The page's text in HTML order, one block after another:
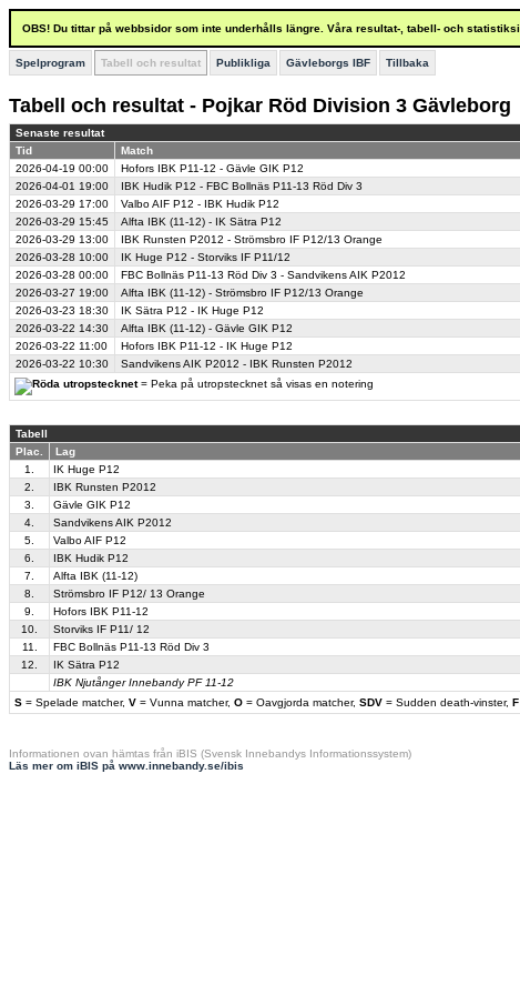
OBS! Du tittar på webbsidor som inte underhålls längre. Våra resultat-, tabell- och
Spelprogram Tabell och resultat Publikliga Gävleborgs IBF Tillbaka
Tabell och resultat - Pojkar Röd Division 3 Gävleborg
Senaste resultat
Tid
Match
= Peka på utropstecknet så visas en notering
2026-04-19 00:00 Hofors IBK P11-12 - Gävle GIK P12
2026-04-01 19:00 IBK Hudik P12 - FBC Bollnäs P11-13 Röd Div 3
2026-03-29 17:00 Valbo AIF P12 - IBK Hudik P12
2026-03-29 15:45 Alfta IBK (11-12) - IK Sätra P12
2026-03-29 13:00 IBK Runsten P2012 - Strömsbro IF P12/13 Orange
2026-03-28 10:00 IK Huge P12 - Storviks IF P11/12
2026-03-28 00:00 FBC Bollnäs P11-13 Röd Div 3 - Sandvikens AIK P2012
2026-03-27 19:00 Alfta IBK (11-12) - Strömsbro IF P12/13 Orange
2026-03-23 18:30 IK Sätra P12 - IK Huge P12
2026-03-22 14:30 Alfta IBK (11-12) - Gävle GIK P12
2026-03-22 11:00 Hofors IBK P11-12 - IK Huge P12
2026-03-22 10:30 Sandvikens AIK P2012 - IBK Runsten P2012
Tabell
Plac.
Lag
S = Spelade matcher, V = Vunna matcher, O = Oavgjorda matcher, SDV = Sudden death-vinster, F
1. IK Huge P12
2.
IBK Runsten P2012
3.
Gävle GIK P12
4.
Sandvikens AIK P2012
5.
Valbo AIF P12
6.
IBK Hudik P12
7.
Alfta IBK (11-12)
8.
Strömsbro IF P12/ 13 Orange
9.
Hofors IBK P11-12
10.
Storviks IF P11/ 12
11.
FBC Bollnäs P11-13 Röd Div 3
12.
IK Sätra P12
IBK Njutånger Innebandy PF 11-12
Informationen ovan hämtas från iBIS (Svensk Innebandys Informationssystem)
Läs mer om iBIS på www.innebandy.se/ibis